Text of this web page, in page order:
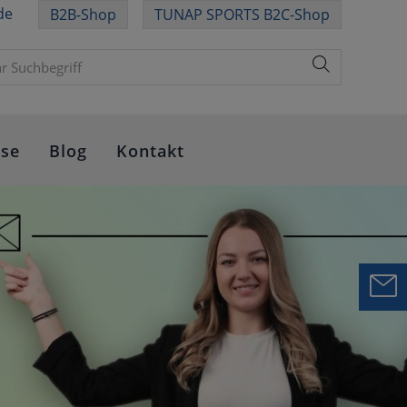
B2B-Shop TUNAP SPORTS B2C-Shop
Blog Kontakt